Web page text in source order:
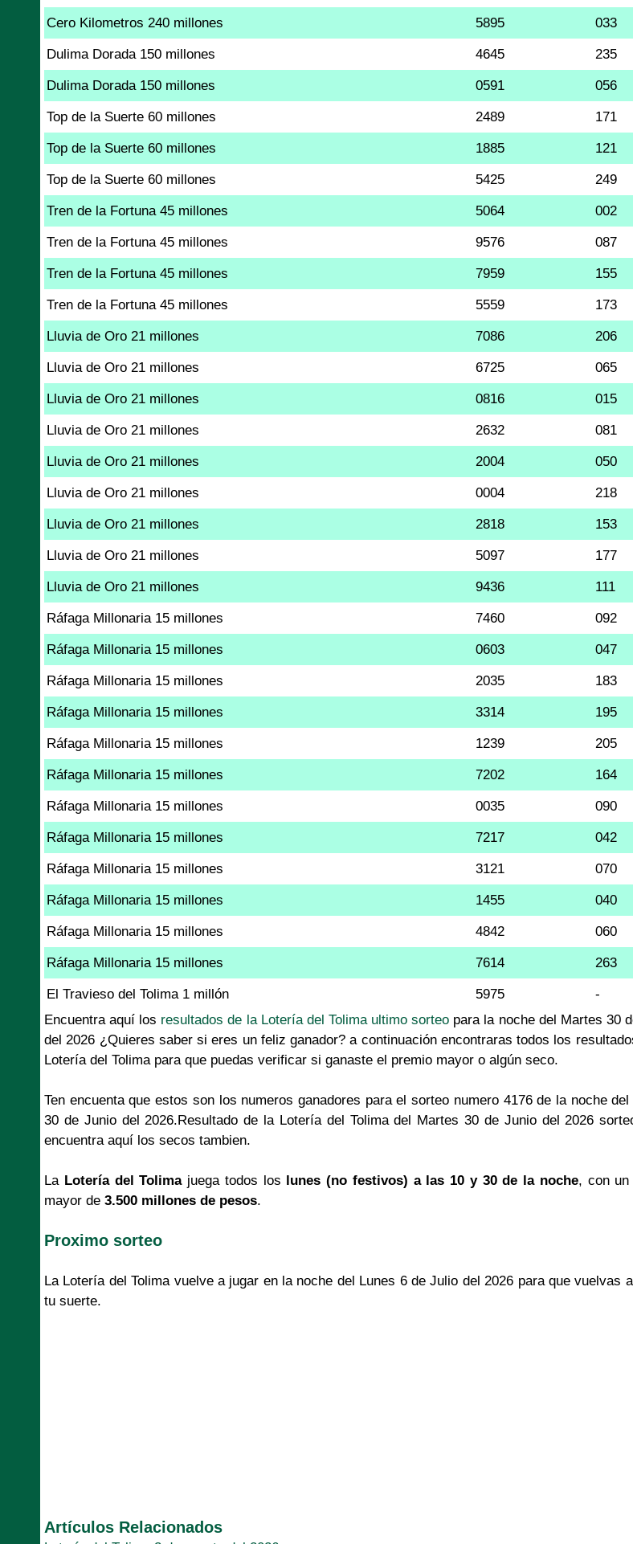
Cero Kilometros 240 millones 5895 033
Dulima Dorada 150 millones 4645 235
Dulima Dorada 150 millones 0591 056
Top de la Suerte 60 millones 2489 171
Top de la Suerte 60 millones 1885 121
Top de la Suerte 60 millones 5425 249
Tren de la Fortuna 45 millones 5064 002
Tren de la Fortuna 45 millones 9576 087
Tren de la Fortuna 45 millones 7959 155
Tren de la Fortuna 45 millones 5559 173
Lluvia de Oro 21 millones 7086 206
Lluvia de Oro 21 millones 6725 065
Lluvia de Oro 21 millones 0816 015
Lluvia de Oro 21 millones 2632 081
Lluvia de Oro 21 millones 2004 050
Lluvia de Oro 21 millones 0004 218
Lluvia de Oro 21 millones 2818 153
Lluvia de Oro 21 millones 5097 177
Lluvia de Oro 21 millones 9436 111
Ráfaga Millonaria 15 millones 7460 092
Ráfaga Millonaria 15 millones 0603 047
Ráfaga Millonaria 15 millones 2035 183
Ráfaga Millonaria 15 millones 3314 195
Ráfaga Millonaria 15 millones 1239 205
Ráfaga Millonaria 15 millones 7202 164
Ráfaga Millonaria 15 millones 0035 090
Ráfaga Millonaria 15 millones 7217 042
Ráfaga Millonaria 15 millones 3121 070
Ráfaga Millonaria 15 millones 1455 040
Ráfaga Millonaria 15 millones 4842 060
Ráfaga Millonaria 15 millones 7614 263
El Travieso del Tolima 1 millón 5975
-
Encuentra aquí los resultados de la Lotería del Tolima ultimo sorteo para la noche del Martes 30
del 2026 ¿Quieres saber si eres un feliz ganador? a continuación encontraras todos los
Lotería del Tolima para que puedas verificar si ganaste el premio mayor o algún seco.
Ten encuenta que estos son los numeros ganadores para el sorteo numero 4176 de la noche del
30 de Junio del 2026.Resultado de la Lotería del Tolima del Martes 30 de Junio del 2026
encuentra aquí los secos tambien.
La Lotería del Tolimajuega todos los lunes (no festivos) a las 10 y 30 de la noche, con un
mayor de 3.500 millones de pesos.
Proximo sorteo
La Lotería del Tolima vuelve a jugar en la noche del Lunes 6 de Julio del 2026 para que vuelvas
tu suerte.
Artículos Relacionados